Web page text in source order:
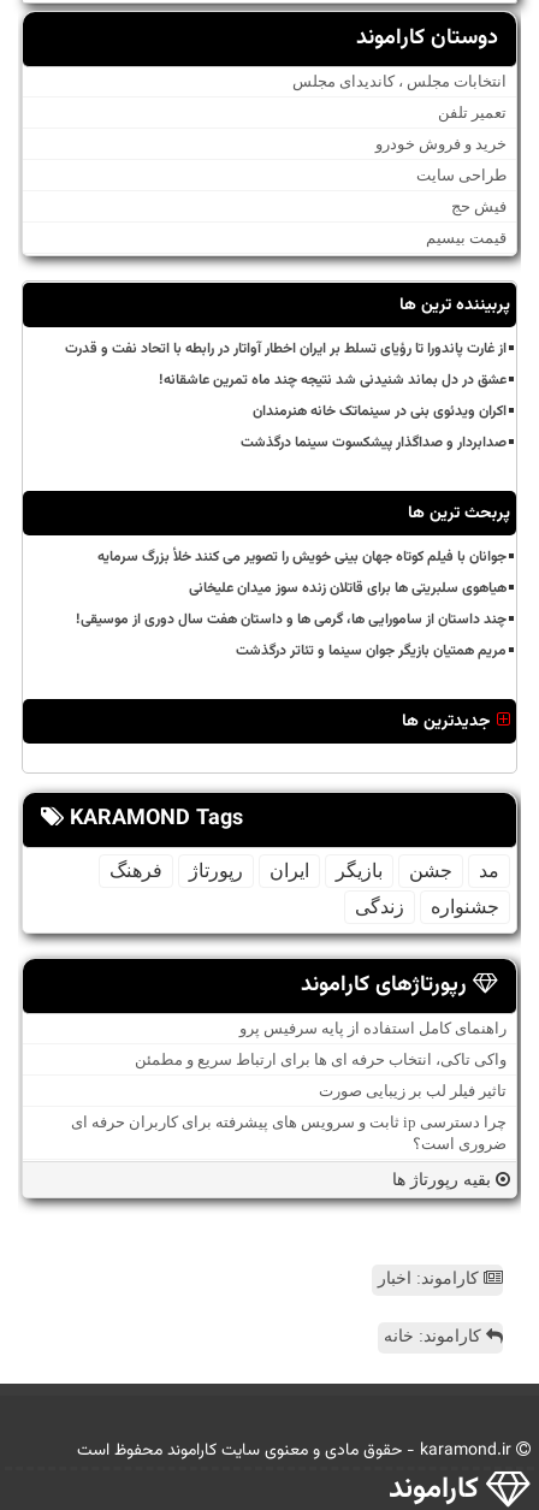
دوستان کاراموند
انتخابات مجلس ، کاندیدای مجلس
تعمیر تلفن
خرید و فروش خودرو
طراحی سایت
فیش حج
قیمت بیسیم
پربیننده ترین ها
از غارت پاندورا تا رؤیای تسلط بر ایران اخطار آواتار در رابطه با اتحاد نفت و قدرت
عشق در دل بماند شنیدنی شد نتیجه چند ماه تمرین عاشقانه!
اکران ویدئوی بنی در سینماتک خانه هنرمندان
صدابردار و صداگذار پیشکسوت سینما درگذشت
پربحث ترین ها
جوانان با فیلم کوتاه جهان بینی خویش را تصویر می کنند خلأ بزرگ سرمایه
هیاهوی سلبریتی ها برای قاتلان زنده سوز میدان علیخانی
چند داستان از سامورایی ها، گرمی ها و داستان هفت سال دوری از موسیقی!
مریم همتیان بازیگر جوان سینما و تئاتر درگذشت
جدیدترین ها
KARAMOND Tags
مد جشن بازیگر ایران رپورتاژ
فرهنگ
جشنواره
زندگی
رپورتاژهای کاراموند
راهنمای کامل استفاده از پایه سرفیس پرو
واکی تاکی، انتخاب حرفه ای ها برای ارتباط سریع و مطمئن
تاثیر فیلر لب بر زیبایی صورت
چرا دسترسی ip ثابت و سرویس های پیشرفته برای کاربران حرفه ای
ضروری است؟
بقیه رپورتاژ ها
کاراموند: اخبار
کاراموند: خانه
كاراموند